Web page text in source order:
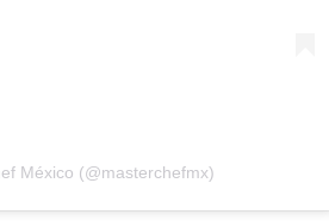
México (@masterchefmx)